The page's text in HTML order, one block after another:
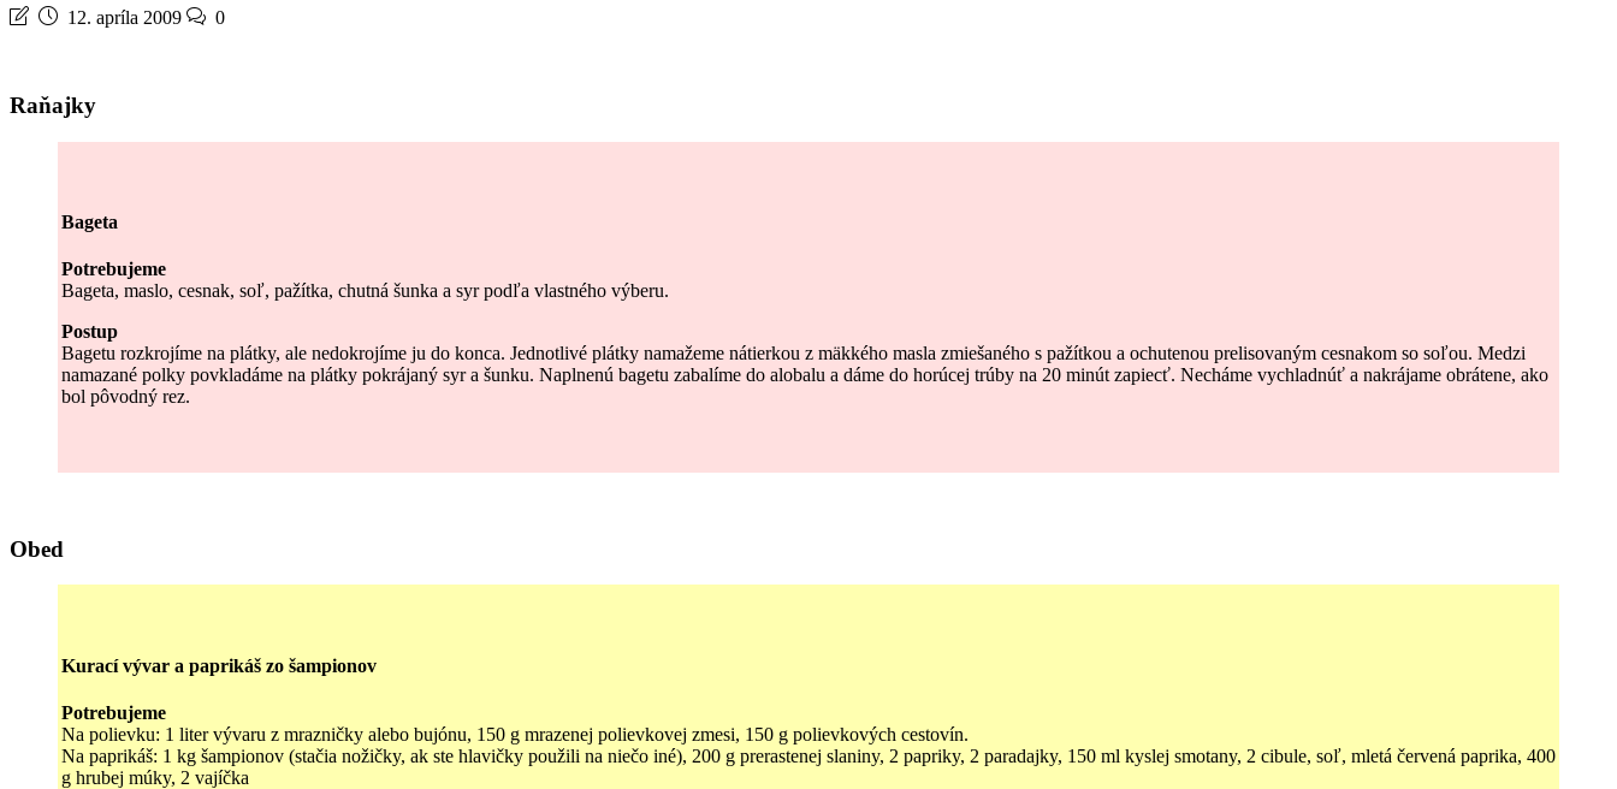
12. apríla 2009 0
Raňajky
Bageta
Potrebujeme
Bageta, maslo, cesnak, soľ, pažítka, chutná šunka a syr podľa vlastného výberu.
Postup
Bagetu rozkrojíme na plátky, ale nedokrojíme ju do konca. Jednotlivé plátky namažeme nátierkou z mäkkého masla zmiešaného s pažítkou a ochutenou prelisovaným cesnakom so soľou. Medzi
namazané polky povkladáme na plátky pokrájaný syr a šunku. Naplnenú bagetu zabalíme do alobalu a dáme do horúcej trúby na 20 minút zapiecť. Necháme vychladnúť a nakrájame obrátene, ako
bol pôvodný rez.
Obed
Kurací vývar a paprikáš zo šampionov
Potrebujeme
Na polievku: 1 liter vývaru z mrazničky alebo bujónu, 150 g mrazenej polievkovej zmesi, 150 g polievkových cestovín.
Na paprikáš: 1 kg šampionov (stačia nožičky, ak ste hlavičky použili na niečo iné), 200 g prerastenej slaniny, 2 papriky, 2 paradajky, 150 ml kyslej smotany, 2 cibule, soľ, mletá červená paprika, 400
g hrubej múky, 2 vajíčka